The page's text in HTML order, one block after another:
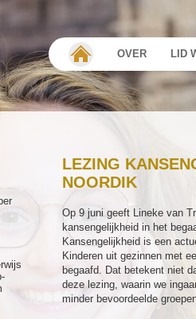
OVER LID
LEZING
NOORDIK
Op 9 juni geeft Lineke van
kansengelijkheid in het
Kansengelijkheid is een
Kinderen uit gezinnen met
begaafd. Dat betekent niet
deze lezing, waarin we
minder bevoordeelde